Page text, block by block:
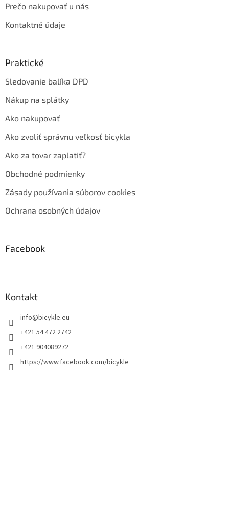
Prečo nakupovať u nás
Kontaktné údaje
Praktické
Sledovanie balíka DPD
Nákup na splátky
Ako nakupovať
Ako zvoliť správnu veľkosť bicykla
Ako za tovar zaplatiť?
Obchodné podmienky
Zásady používania súborov cookies
Ochrana osobných údajov
Facebook
Kontakt
info@bicykle.eu
+421 54 472 2742
+421 904089272
https://www.facebook.com/bicykle